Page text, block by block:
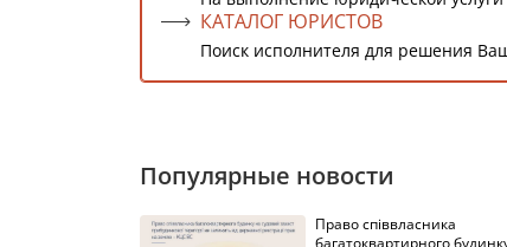
КАТАЛОГ ЮРИСТОВ
Поиск исполнителя для решения
Популярные новости
Право співвласника